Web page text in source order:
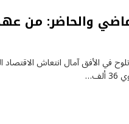
والحاضر: من
في الأفق آمال انتعاش